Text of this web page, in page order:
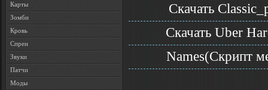
Карты
Зомби
Кровь
Спреи
Звуки
Патчи
Моды
Скачать
Скачать Uber
Names(Скрипт